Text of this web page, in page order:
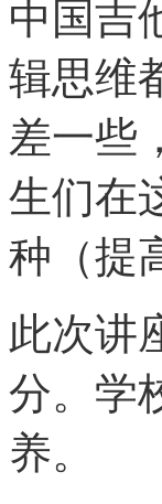
中国吉
辑思维
差一些
生们在
种（提
此次讲
分。学
养。